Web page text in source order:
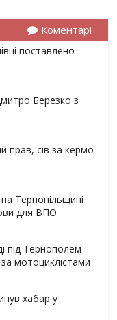
Коментарі
поставлено
Березко з
прав, сів за кермо
Тернопільщині
для ВПО
під Тернополем
мотоциклістами
хабар у